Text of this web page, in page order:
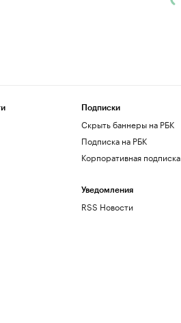
Подписки
Скрыть баннеры на РБК
Подписка на РБК
Корпоративная подписка
Уведомления
RSS Новости